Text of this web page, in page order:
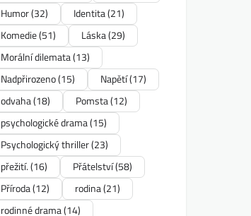
Humor(32) Identita(21)
Komedie(51) Láska(29)
Morální dilemata(13)
Nadpřirozeno(15) Napětí(17)
odvaha(18) Pomsta(12)
psychologické drama(15)
Psychologický thriller(23)
přežití.(16) Přátelství(58)
Příroda(12) rodina(21)
rodinné drama(14)